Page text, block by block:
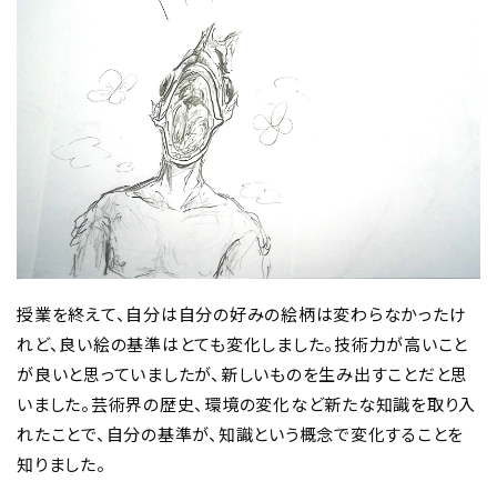
授業を終えて、自分は自分の好みの絵柄は変わらなかったけ
れど、良い絵の基準はとても変化しました。技術力が高いこと
が良いと思っていましたが、新しいものを生み出すことだと思
いました。芸術界の歴史、環境の変化など新たな知識を取り入
れたことで、自分の基準が、知識という概念で変化することを
知りました。